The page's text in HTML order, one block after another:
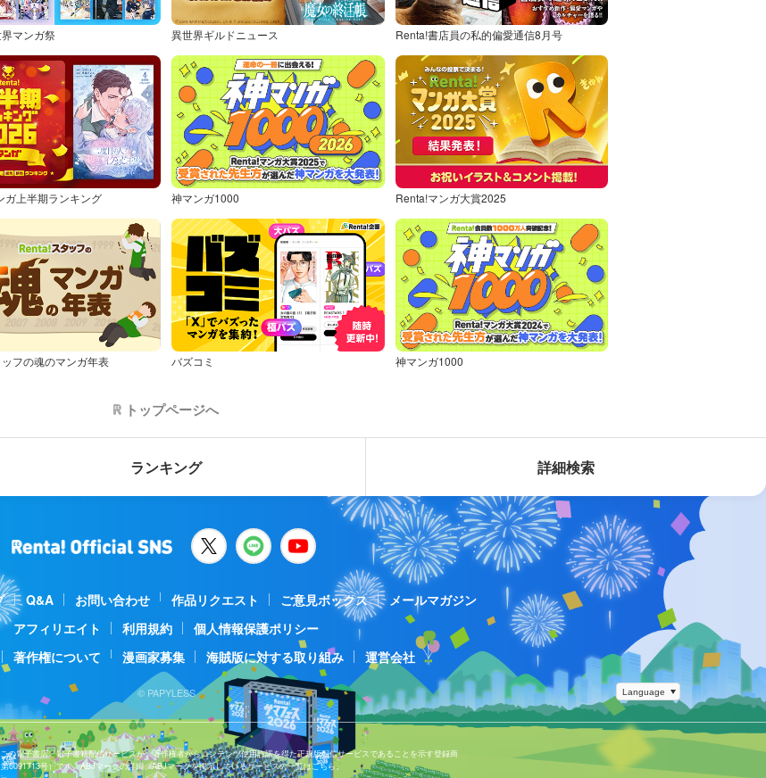
マンガ祭 異世界ギルドニュース Renta!書店員の私的偏愛通信8月号
ガ上半期ランキング 神マンガ1000 Renta!マンガ大賞2025
フの魂のマンガ年表 バズコミ 神マンガ1000
トップページへ
ランキング 詳細検索
Q&A お問い合わせ 作品リクエスト ご意見ボックス
メールマガジン
アフィリエイト
利用規約
個人情報保護ポリシー
著作権について 漫画家募集 海賊版に対する取り組み 運営会社
© PAPYLESS
の電子書店・電子書籍配信サービスが、著作権者からコンテンツ使用許諾を得た正規版配信サービスであることを示す登録商
6091713号）です。ABJマークの詳細、ABJマークを掲示しているサービスの一覧はこちら。